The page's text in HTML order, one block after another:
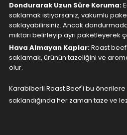
Dondurarak Uzun Süre Koruma:
saklamak istiyorsanız, vakumlu
saklayabilirsiniz. Ancak
miktarı belirleyip ayrı paketleyerek
Hava Almayan Kaplar:Roast
saklamak, ürünün tazeliğini ve
olur.
Karabiberli Roast Beef'i bu
saklandığında her zaman taze ve